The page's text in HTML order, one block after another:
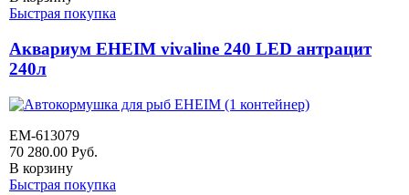
Быстрая покупка
Аквариум EHEIM vivaline 240 LED антрацит
240л
EM-613079
70 280.00 Руб.
В корзину
Быстрая покупка